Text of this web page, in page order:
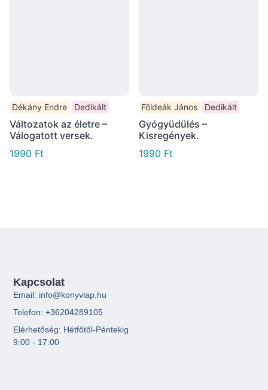
Dékány Endre Dedikált
Változatok az életre –
Válogatott versek.
1990 Ft
Földeák János Dedikált
Gyógyüdülés –
Kisregények.
1990 Ft
Kapcsolat
Email: info@konyvlap.hu
Telefon: +36204289105
Elérhetőség: Hétfőtől-Péntekig
9:00 - 17:00